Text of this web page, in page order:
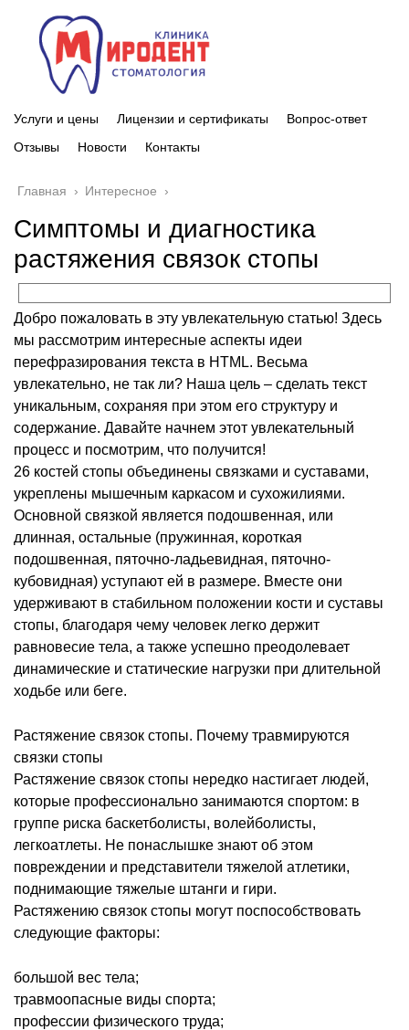
Услуги и цены Лицензии и сертификаты
Вопрос-ответ
Отзывы
Новости Контакты
Главная › Интересное ›
Симптомы и диагностика
растяжения связок стопы
Добро пожаловать в эту увлекательную статью! Здесь
мы рассмотрим интересные аспекты идеи
перефразирования текста в HTML. Весьма
увлекательно, не так ли? Наша цель – сделать текст
уникальным, сохраняя при этом его структуру и
содержание. Давайте начнем этот увлекательный
процесс и посмотрим, что получится!
26 костей стопы объединены связками и суставами,
укреплены мышечным каркасом и сухожилиями.
Основной связкой является подошвенная, или
длинная, остальные (пружинная, короткая
подошвенная, пяточно-ладьевидная, пяточно-
кубовидная) уступают ей в размере. Вместе они
удерживают в стабильном положении кости и суставы
стопы, благодаря чему человек легко держит
равновесие тела, а также успешно преодолевает
динамические и статические нагрузки при длительной
ходьбе или беге.
Растяжение связок стопы. Почему травмируются
связки стопы
Растяжение связок стопы нередко настигает людей,
которые профессионально занимаются спортом: в
группе риска баскетболисты, волейболисты,
легкоатлеты. Не понаслышке знают об этом
повреждении и представители тяжелой атлетики,
поднимающие тяжелые штанги и гири.
Растяжению связок стопы могут поспособствовать
следующие факторы:
большой вес тела;
травмоопасные виды спорта;
профессии физического труда;